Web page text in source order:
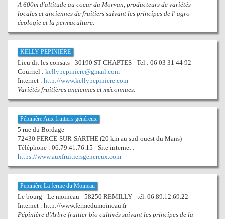
A 600m d'altitude au coeur du Morvan, producteurs de variétés
locales et anciennes de fruitiers suivant les principes de l' agro-
écologie et la permaculture.
KELLY PEPINIERE
Lieu dit les consats - 30190 ST CHAPTES - Tel : 06 03 31 44 92
Courriel : kellypepiniere@gmail.com
Internet : http://www.kellypepiniere.com
Variétés fruitières anciennes et méconnues.
Pépinière Aux fruitiers généreux
5 rue du Bordage
72430 FERCE-SUR-SARTHE (20 km au sud-ouest du Mans)-
Téléphone : 06.79.41.76.15 - Site internet :
https://www.auxfruitiersgenereux.com
Pepinière La ferme du Moineau
Le bourg - Le moineau - 58250 REMILLY - tél. 06.89.12.69.22 -
Internet : http://www.fermedumoineau.fr
Pépinière d'Arbre fruitier bio cultivés suivant les principes de la